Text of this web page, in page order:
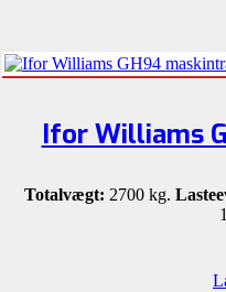
Ifor Williams
Totalvægt: 2700 kg.